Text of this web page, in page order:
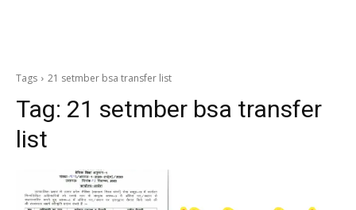
Tags 21 setmber bsa transfer list
Tag: 21 setmber bsa transfer
list